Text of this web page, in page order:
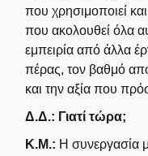
που χρησιμοποιεί
που ακολουθεί όλα
εμπειρία από άλλα
πέρας, τον βαθμό
και την αξία που
Δ.Δ.: Γιατί τώρα;
Κ.Μ.: Η συνεργασία